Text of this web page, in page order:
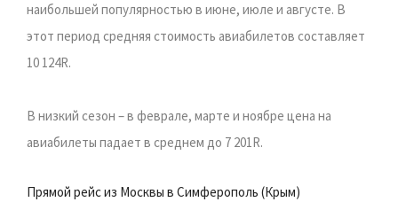
наибольшей популярностью в июне, июле и августе. В
этот период средняя стоимость авиабилетов составляет
10 124R.
В низкий сезон – в феврале, марте и ноябре цена на
авиабилеты падает в среднем до 7 201R.
Прямой рейс из Москвы в Симферополь (Крым)